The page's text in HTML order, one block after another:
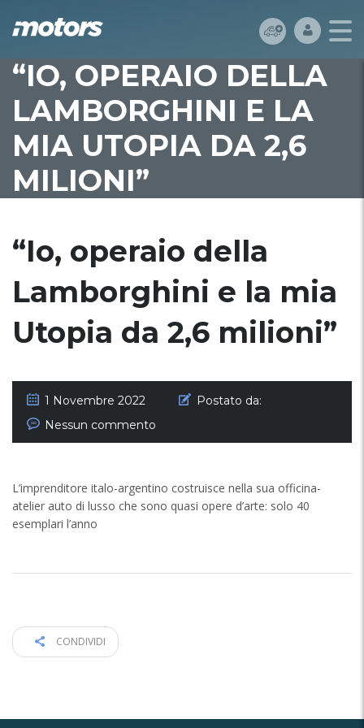
“IO, OPERAIO DELLA
LAMBORGHINI E LA
MIA UTOPIA DA 2,6
MILIONI”
“Io, operaio della
Lamborghini e la mia
Utopia da 2,6 milioni”
1 Novembre 2022
Postato da:
Nessun commento
L’imprenditore italo-argentino costruisce nella sua officina-
atelier auto di lusso che sono quasi opere d’arte: solo 40
esemplari l’anno
CONDIVIDI